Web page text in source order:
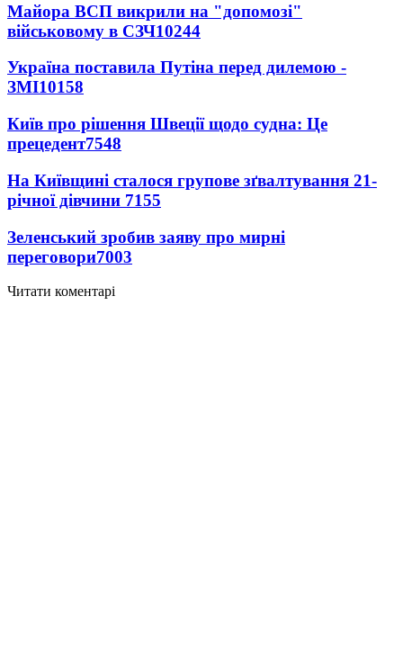
Майора ВСП викрили на "допомозі"
військовому в СЗЧ10244
Україна поставила Путіна перед дилемою -
ЗМІ10158
Київ про рішення Швеції щодо судна: Це
прецедент7548
На Київщині сталося групове зґвалтування 21-
річної дівчини 7155
Зеленський зробив заяву про мирні
переговори7003
Читати коментарі